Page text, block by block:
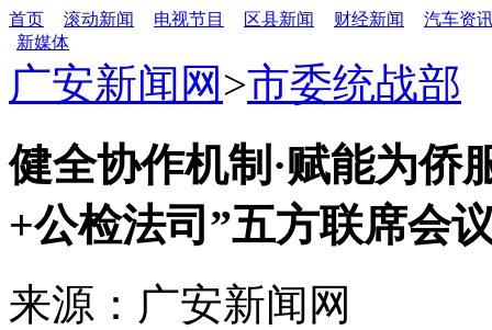
首页 滚动新闻 电视节目 区县新闻 财经新闻
汽车资
新媒体
广安新闻网 >市委统战部
健全协作机制·赋能为
+公检法司”五方联席会
来源：广安新闻网